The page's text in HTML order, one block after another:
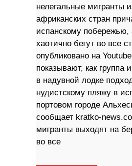
нелегальные мигранты
африканских стран
испанскому побережью,
хаотично бегут во все
опубликовано на
показывают, как группа
в надувной лодке
нудистскому пляжу в
портовом городе
сообщает kratko-
мигранты выходят на
во все